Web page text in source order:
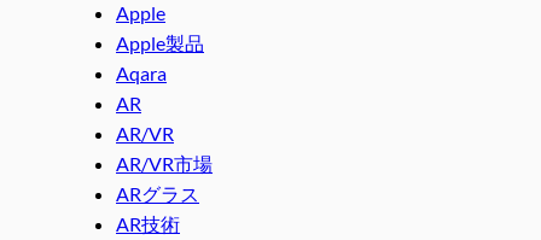
Apple
Apple製品
Aqara
AR
AR/VR
AR/VR市場
ARグラス
AR技術